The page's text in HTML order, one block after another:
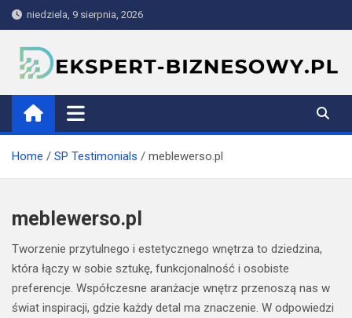
Skip
to
content
niedziela, 9 sierpnia, 2026
ekspert-biznesowy.pl
Home SP Testimonials meblewerso.pl
meblewerso.pl
Tworzenie przytulnego i estetycznego wnętrza to dziedzina,
która łączy w sobie sztukę, funkcjonalność i osobiste
preferencje. Współczesne aranżacje wnętrz przenoszą nas w
świat inspiracji, gdzie każdy detal ma znaczenie. W odpowiedzi